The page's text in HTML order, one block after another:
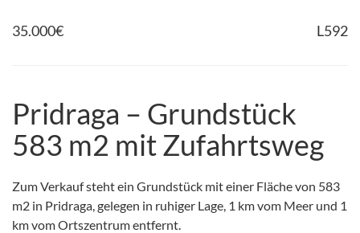
35.000€ L592
Pridraga – Grundstück
583 m2 mit Zufahrtsweg
Zum Verkauf steht ein Grundstück mit einer Fläche von 583
m2 in Pridraga, gelegen in ruhiger Lage, 1 km vom Meer und 1
km vom Ortszentrum entfernt.